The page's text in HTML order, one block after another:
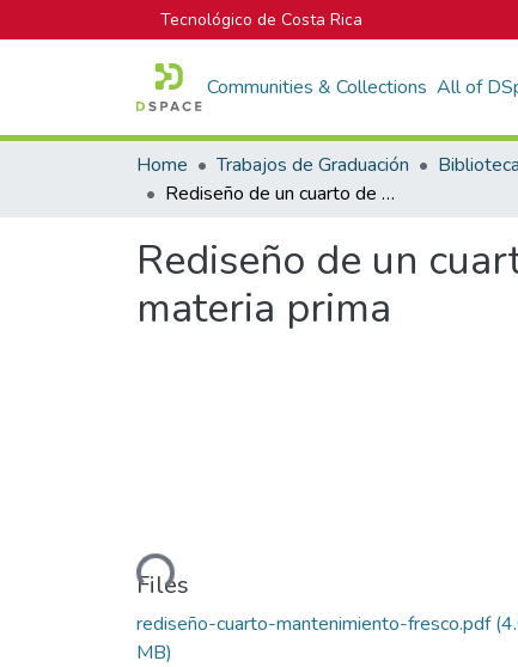
Tecnológico de Costa Rica
Communities & Collections All of
Home Trabajos de Graduación
Rediseño de un cuarto de mantenimiento fresco para el manejo de materia prima
Rediseño de un
materia prima
Loading...
Files
rediseño-cuarto-mantenimiento-fresco.pdf
MB)